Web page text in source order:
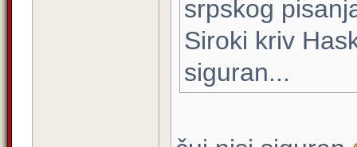
srpskog
Siroki kriv
siguran...